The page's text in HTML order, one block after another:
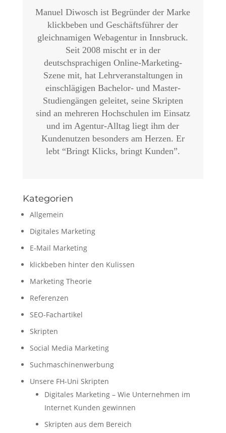
Manuel Diwosch ist Begründer der Marke
klickbeben und Geschäftsführer der
gleichnamigen Webagentur in Innsbruck.
Seit 2008 mischt er in der
deutschsprachigen Online-Marketing-
Szene mit, hat Lehrveranstaltungen in
einschlägigen Bachelor- und Master-
Studiengängen geleitet, seine Skripten
sind an mehreren Hochschulen im Einsatz
und im Agentur-Alltag liegt ihm der
Kundenutzen besonders am Herzen. Er
lebt “Bringt Klicks, bringt Kunden”.
Kategorien
Allgemein
Digitales Marketing
E-Mail Marketing
klickbeben hinter den Kulissen
Marketing Theorie
Referenzen
SEO-Fachartikel
Skripten
Social Media Marketing
Suchmaschinenwerbung
Unsere FH-Uni Skripten
Digitales Marketing – Wie Unternehmen im
Internet Kunden gewinnen
Skripten aus dem Bereich